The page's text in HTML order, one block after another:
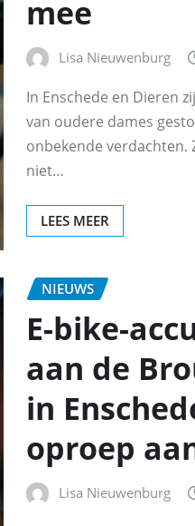
mee
Lisa Nieuwenburg
In Enschede en Dieren
van oudere dames
onbekende
niet…
LEES MEER
NIEUWS
E-bike-
aan de
in
oproep
Lisa Nieuwenburg